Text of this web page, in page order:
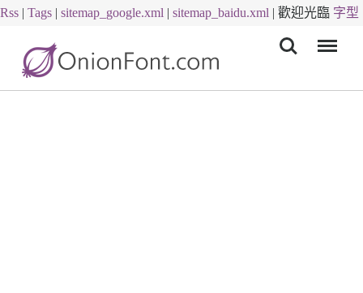
Rss | Tags | sitemap_google.xml | sitemap_baidu.xml | 歡迎光臨 字型